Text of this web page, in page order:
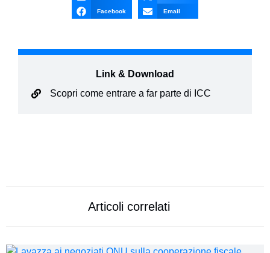
Facebook Email
Link & Download
Scopri come entrare a far parte di ICC
Articoli correlati